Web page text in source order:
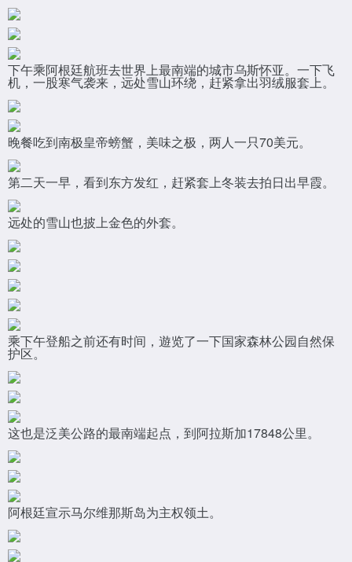
下午乘阿根廷航班去世界上最南端的城市乌斯怀亚。一下飞
机，一股寒气袭来，远处雪山环绕，赶紧拿出羽绒服套上。
晚餐吃到南极皇帝螃蟹，美味之极，两人一只70美元。
第二天一早，看到东方发红，赶紧套上冬装去拍日出早霞。
远处的雪山也披上金色的外套。
乘下午登船之前还有时间，遊览了一下国家森林公园自然保
护区。
这也是泛美公路的最南端起点，到阿拉斯加17848公里。
阿根廷宣示马尔维那斯岛为主权领土。